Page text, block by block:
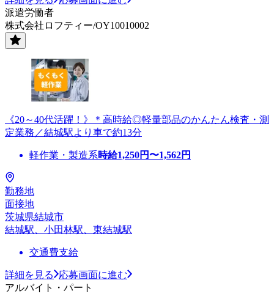
派遣労働者
株式会社ロフティー/OY10010002
《20～40代活躍！》＊高時給◎軽量部品のかんたん検査・測
定業務／結城駅より車で約13分
軽作業・製造系時給1,250円〜1,562円
勤務地
面接地
茨城県結城市
結城駅、小田林駅、東結城駅
交通費支給
詳細を見る
応募画面に進む
アルバイト・パート